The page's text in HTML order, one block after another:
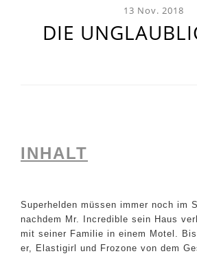
13 Nov. 2018
DIE
INHALT
Superhelden müssen immer noch im
nachdem Mr. Incredible sein Haus
mit seiner Familie in einem Motel.
er, Elastigirl und Frozone von dem